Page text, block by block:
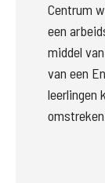
Centrum
een
middel
van een
leerlingen